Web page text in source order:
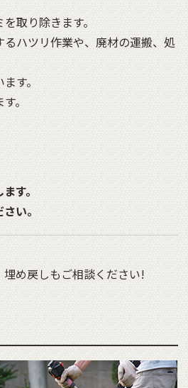
取り除きます。
ハツリ作業や、廃材の運搬、処
す。
。
す。
い。
め戻しもご相談ください!